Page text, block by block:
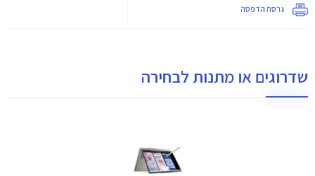
גרסת הדפסה
שדרוגים או מתנות לבחירה